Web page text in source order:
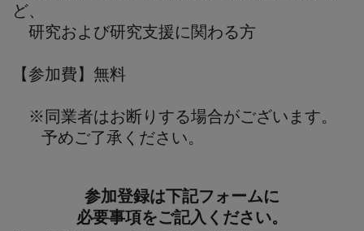
ど、
研究および研究支援に関わる方
【参加費】無料
※同業者はお断りする場合がございます。
予めご了承ください。
参加登録は下記フォームに
必要事項をご記入ください。